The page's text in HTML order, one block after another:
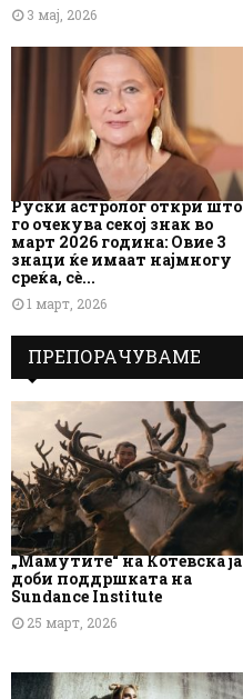
3 мај, 2026
Руски астролог откри што
го очекува секој знак во
март 2026 година: Овие 3
знаци ќе имаат најмногу
среќа, сè...
1 март, 2026
ПРЕПОРАЧУВАМЕ
„Мамутите“ на Котевска ја
доби поддршката на
Sundance Institute
25 март, 2026